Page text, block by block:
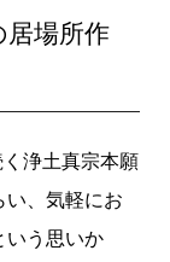
場所作
浄土真宗本願
、気軽にお
いう思いか